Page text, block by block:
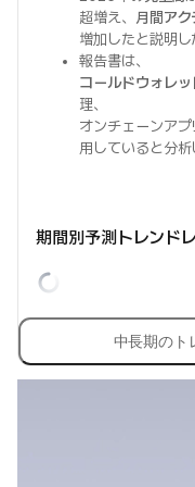
超増え、
月間ア
増加したと説明し
報告書は、
コールドウォレッ
理、
オンチェーンア
用していると分析
期間別予測トレンド
中長期のト